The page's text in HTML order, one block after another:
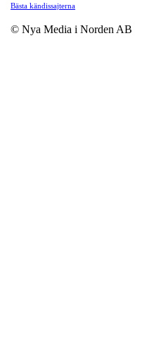
Bästa kändissajterna
© Nya Media i Norden AB